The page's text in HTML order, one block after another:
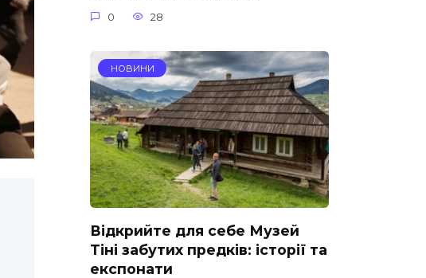
0 28
НОВИНИ
Відкрийте для себе Музей
Тіні забутих предків: історії та
експонати